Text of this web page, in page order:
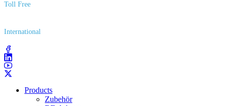
Toll Free
International
Products
Zubehör